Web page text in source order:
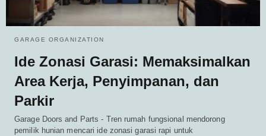
GARAGE ORGANIZATION
Ide Zonasi Garasi: Memaksimalkan
Area Kerja, Penyimpanan, dan
Parkir
Garage Doors and Parts - Tren rumah fungsional mendorong
pemilik hunian mencari ide zonasi garasi rapi untuk